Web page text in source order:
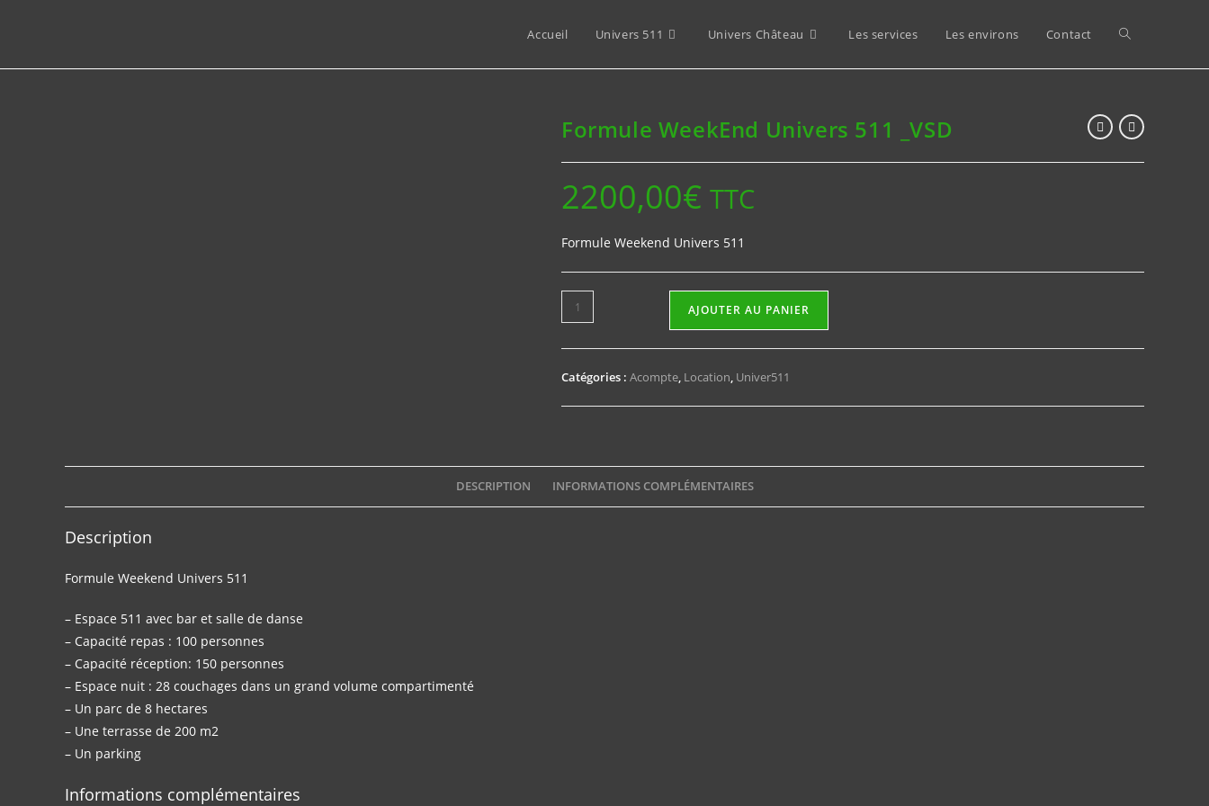
Accueil Univers 511 Univers Château Les services Les environs Contact Toggle
Formule WeekEnd Univers 511 _VSD
2200,00€ TTC
Formule Weekend Univers 511
quantité
de
Formule
WeekEnd
AJOUTER AU PANIER
Catégories : Acompte, Location, Univer511
DESCRIPTION INFORMATIONS COMPLÉMENTAIRES
Description
Formule Weekend Univers 511
– Espace 511 avec bar et salle de danse
– Capacité repas : 100 personnes
– Capacité réception: 150 personnes
– Espace nuit : 28 couchages dans un grand volume compartimenté
– Un parc de 8 hectares
– Une terrasse de 200 m2
– Un parking
Informations complémentaires